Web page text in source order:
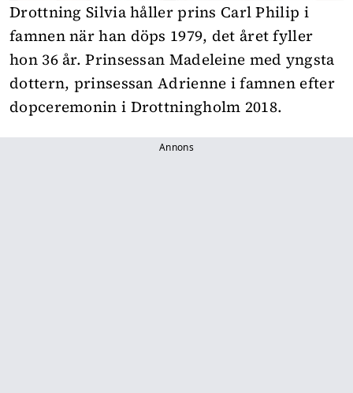
Drottning Silvia håller prins Carl Philip i
famnen när han döps 1979, det året fyller
hon 36 år. Prinsessan Madeleine med yngsta
dottern, prinsessan Adrienne i famnen efter
dopceremonin i Drottningholm 2018.
Annons